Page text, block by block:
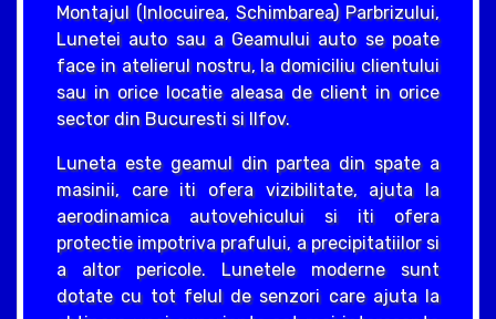
Montajul (Inlocuirea, Schimbarea) Parbrizului,
Lunetei auto sau a Geamului auto se poate
face in atelierul nostru, la domiciliu clientului
sau in orice locatie aleasa de client in orice
sector din Bucuresti si Ilfov.
Luneta este geamul din partea din spate a
masinii, care iti ofera vizibilitate, ajuta la
aerodinamica autovehicului si iti ofera
protectie impotriva prafului, a precipitatiilor si
a altor pericole. Lunetele moderne sunt
dotate cu tot felul de senzori care ajuta la